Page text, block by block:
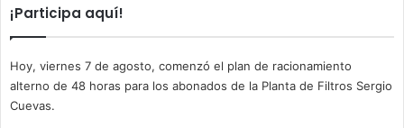
¡Participa aquí!
Hoy, viernes 7 de agosto, comenzó el plan de racionamiento
alterno de 48 horas para los abonados de la Planta de Filtros Sergio
Cuevas.